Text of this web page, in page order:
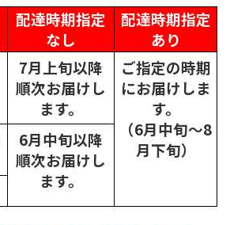
配達時期指定
なし
配達時期指定
あり
7月上旬以降
順次お届けし
ます。
ご指定の時期
にお届けしま
す。
（6月中旬～8
月下旬）
6月中旬以降
順次お届けし
ます。